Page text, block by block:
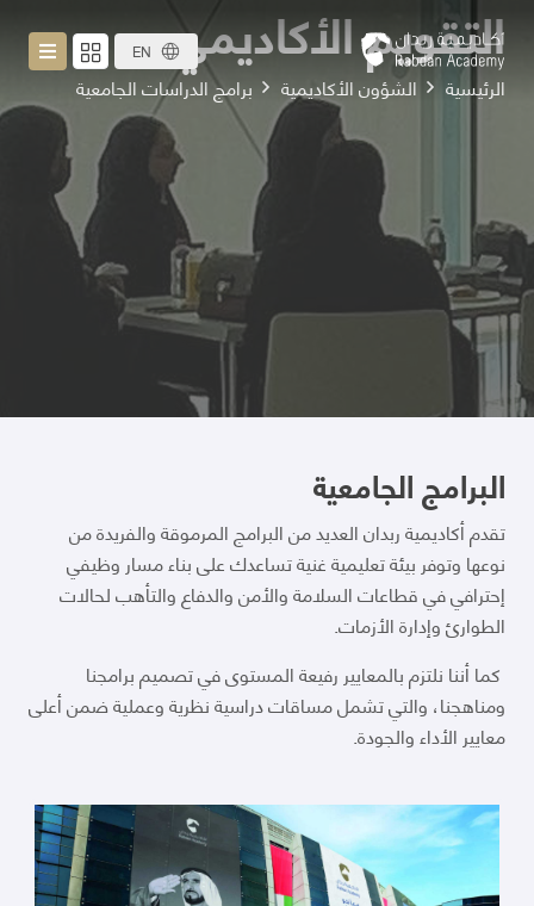
EN التقويم الأكاديمي
الرئيسية الشؤون الأكاديمية برامج الدراسات الجامعية
البرامج الجامعية
تقدم أكاديمية ربدان العديد من البرامج المرموقة والفريدة من
نوعها وتوفر بيئة تعليمية غنية تساعدك على بناء مسار وظيفي
إحترافي في قطاعات السلامة والأمن والدفاع والتأهب لحالات
الطوارئ وإدارة الأزمات.
كما أننا نلتزم بالمعايير رفيعة المستوى في تصميم برامجنا
ومناهجنا، والتي تشمل مساقات دراسية نظرية وعملية ضمن أعلى
معايير الأداء والجودة.